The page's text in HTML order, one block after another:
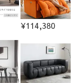
¥114,380